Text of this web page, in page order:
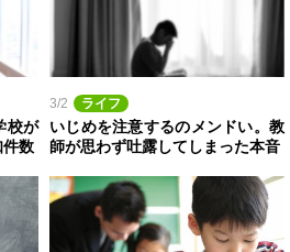
校が
件数
3/2 ライフ
いじめを注意するのメンドい。教
師が思わず吐露してしまった本音